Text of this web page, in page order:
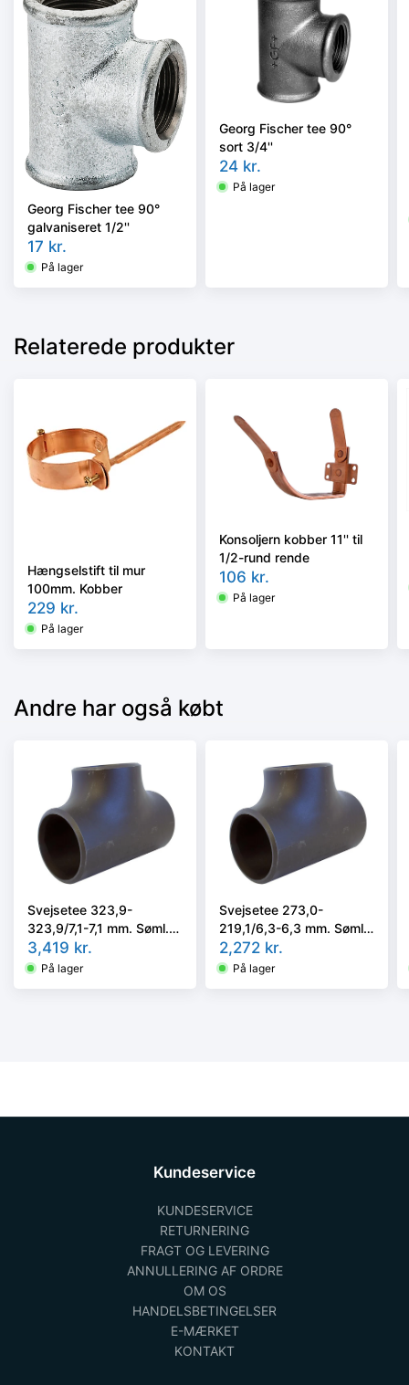
Georg Fischer tee 90°
galvaniseret 1/2''
17 kr.
På lager
Georg Fischer tee 90°
sort 3/4''
24 kr.
På lager
Relaterede produkter
Hængselstift til mur
100mm. Kobber
229 kr.
På lager
Konsoljern kobber 11'' til
1/2-rund rende
106 kr.
På lager
Andre har også købt
Svejsetee 323,9-
323,9/7,1-7,1 mm. Søml.
Kval. P235GH, EN 10253-
2/rk2 type A.
3,419 kr.
På lager
Svejsetee 273,0-
219,1/6,3-6,3 mm. Søml.
Kval. P235GH, EN 10253-
2/rk2 type A.
2,272 kr.
På lager
Kundeservice
KUNDESERVICE
RETURNERING
FRAGT OG LEVERING
ANNULLERING AF ORDRE
OM OS
HANDELSBETINGELSER
E-MÆRKET
KONTAKT